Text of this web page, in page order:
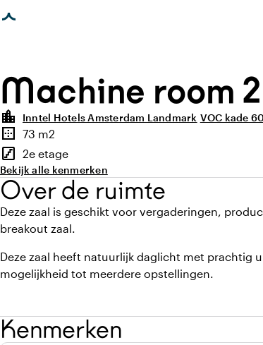
geladen
Machine room
location_city
Inntel Hotels Amsterdam Landmark VOC kade
Highlights
border_outer
Oppervlakte
73 m2
stairs
Verdieping
2e etage
Bekijk alle kenmerken
Over de ruimte
Deze zaal is geschikt voor vergaderingen,
breakout zaal.
Deze zaal heeft natuurlijk daglicht met prachtig
mogelijkheid tot meerdere opstellingen.
Kenmerken